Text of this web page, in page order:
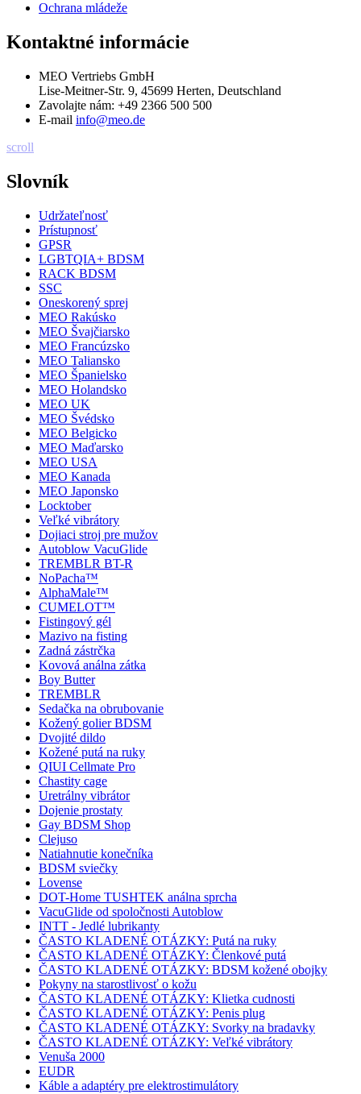
Ochrana mládeže
Kontaktné informácie
MEO Vertriebs GmbH
Lise-Meitner-Str. 9, 45699 Herten, Deutschland
Zavolajte nám: +49 2366 500 500
E-mail info@meo.de
scroll
Slovník
Udržateľnosť
Prístupnosť
GPSR
LGBTQIA+ BDSM
RACK BDSM
SSC
Oneskorený sprej
MEO Rakúsko
MEO Švajčiarsko
MEO Francúzsko
MEO Taliansko
MEO Španielsko
MEO Holandsko
MEO UK
MEO Švédsko
MEO Belgicko
MEO Maďarsko
MEO USA
MEO Kanada
MEO Japonsko
Locktober
Veľké vibrátory
Dojiaci stroj pre mužov
Autoblow VacuGlide
TREMBLR BT-R
NoPacha™
AlphaMale™
CUMELOT™
Fistingový gél
Mazivo na fisting
Zadná zástrčka
Kovová análna zátka
Boy Butter
TREMBLR
Sedačka na obrubovanie
Kožený golier BDSM
Dvojité dildo
Kožené putá na ruky
QIUI Cellmate Pro
Chastity cage
Uretrálny vibrátor
Dojenie prostaty
Gay BDSM Shop
Clejuso
Natiahnutie konečníka
BDSM sviečky
Lovense
DOT-Home TUSHTEK análna sprcha
VacuGlide od spoločnosti Autoblow
INTT - Jedlé lubrikanty
ČASTO KLADENÉ OTÁZKY: Putá na ruky
ČASTO KLADENÉ OTÁZKY: Členkové putá
ČASTO KLADENÉ OTÁZKY: BDSM kožené obojky
Pokyny na starostlivosť o kožu
ČASTO KLADENÉ OTÁZKY: Klietka cudnosti
ČASTO KLADENÉ OTÁZKY: Penis plug
ČASTO KLADENÉ OTÁZKY: Svorky na bradavky
ČASTO KLADENÉ OTÁZKY: Veľké vibrátory
Venuša 2000
EUDR
Káble a adaptéry pre elektrostimulátory